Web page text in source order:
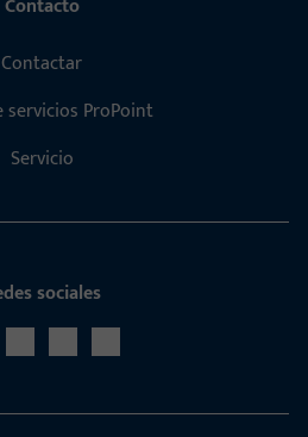
Contacto
Contactar
servicios ProPoint
Servicio
sociales